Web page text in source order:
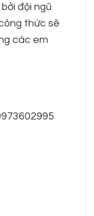
đội ngũ
thức sẽ
các em